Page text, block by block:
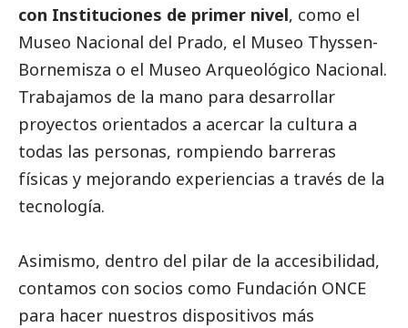
con Instituciones de primer nivel, como el
Museo Nacional del Prado, el Museo Thyssen-
Bornemisza o el Museo Arqueológico Nacional.
Trabajamos de la mano para desarrollar
proyectos orientados a acercar la cultura a
todas las personas, rompiendo barreras
físicas y mejorando experiencias a través de la
tecnología.
Asimismo, dentro del pilar de la accesibilidad,
contamos con socios como Fundación ONCE
para hacer nuestros dispositivos más